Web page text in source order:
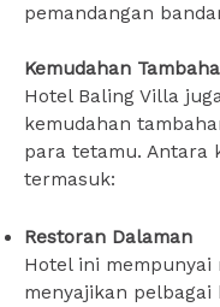
pemandangan
Kemudahan
Hotel Baling Villa
kemudahan
para tetamu. Antara
termasuk:
Restoran Dalaman
Hotel ini
menyajikan